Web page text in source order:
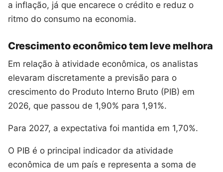
a inflação, já que encarece o crédito e reduz o
ritmo do consumo na economia.
Crescimento econômico tem leve melhora
Em relação à atividade econômica, os analistas
elevaram discretamente a previsão para o
crescimento do Produto Interno Bruto (PIB) em
2026, que passou de 1,90% para 1,91%.
Para 2027, a expectativa foi mantida em 1,70%.
O PIB é o principal indicador da atividade
econômica de um país e representa a soma de